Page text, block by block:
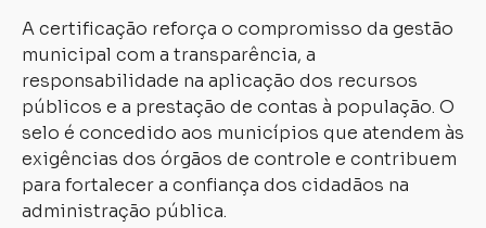
A certificação reforça o compromisso da gestão
municipal com a transparência, a
responsabilidade na aplicação dos recursos
públicos e a prestação de contas à população. O
selo é concedido aos municípios que atendem às
exigências dos órgãos de controle e contribuem
para fortalecer a confiança dos cidadãos na
administração pública.